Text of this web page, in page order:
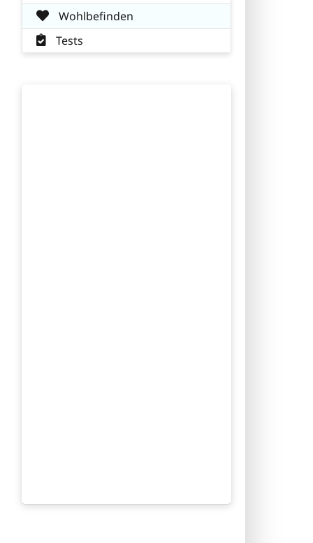
Wohlbefinden
Tests